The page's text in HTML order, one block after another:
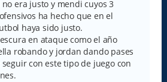
era justo y mendi cuyos 3
ha hecho que en el
haya sido justo.
en ataque como el año
robando y jordan dando pases
con este tipo de juego con